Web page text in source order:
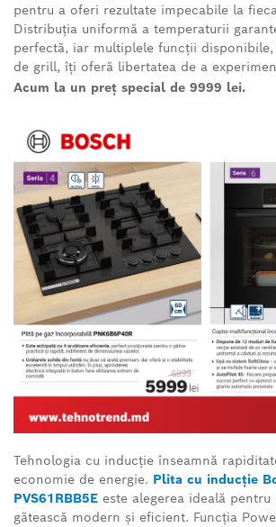
pentru a oferi rezultate impecabile la
Distribuția uniformă a temperaturii
perfectă, iar multiplele funcții
de grill, îți oferă libertatea de a
Acum la un preț special de 9999 lei.
Tehnologia cu inducție înseamnă
economie de energie. Plita cu inducție
PVS61RBB5E este alegerea ideală
gătească modern și eficient. Funcția